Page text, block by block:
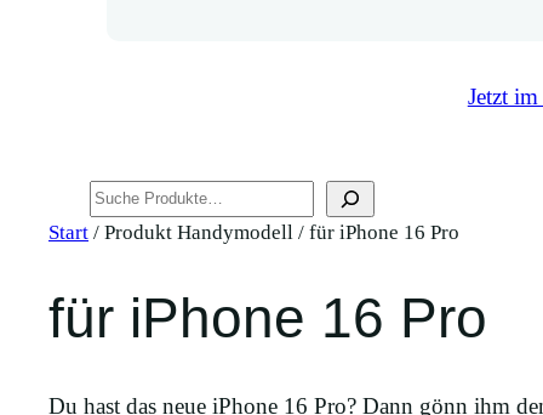
Jetzt
Start / Produkt Handymodell / für iPhone 16 Pro
für iPhone 16 Pro
Du hast das neue iPhone 16 Pro? Dann gönn ihm